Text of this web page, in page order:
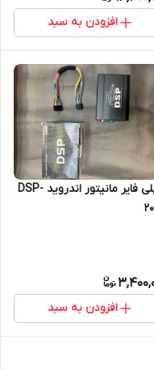
افزودن به سبد
آمپلی فایر مانیتور اندروید DSP-
افزودن به سبد